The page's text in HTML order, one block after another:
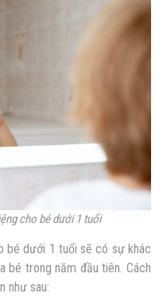
cho bé dưới 1 tuổi
bé dưới 1 tuổi sẽ có sự khác
bé trong năm đầu tiên. Cách
như sau: